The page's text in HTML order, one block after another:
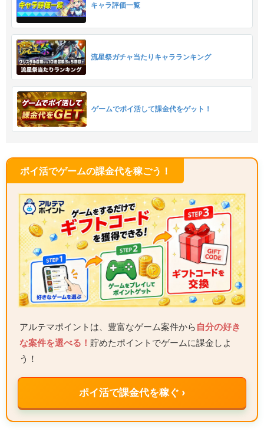
キャラ評価一覧
流星祭ガチャ当たりキャラランキング
ゲームでポイ活して課金代をゲット！
ポイ活でゲームの課金代を稼ごう！
アルテマポイントは、豊富なゲーム案件から 自分の好き
な案件を選べる！ 貯めたポイントでゲームに課金しよ
う！
ポイ活で課金代を稼ぐ ›